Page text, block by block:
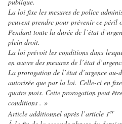
La loi fixe les mesures de police
peuvent prendre pour prévenir ce péril
Pendant toute la durée de l’état
plein droit.
La loi prévoit les conditions dans
en œuvre des mesures de l’état
La prorogation de l’état d’urgence au-
autorisée que par la loi. Celle-ci en
quatre mois. Cette prorogation peut
conditions . »
Article additionnel après l’article 1er